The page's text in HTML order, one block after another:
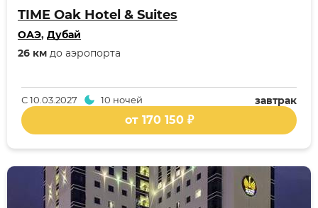
TIME Oak Hotel & Suites
ОАЭ, Дубай
26 км до аэропорта
завтрак
С10.03.2027 10 ночей
от 170 150 ₽